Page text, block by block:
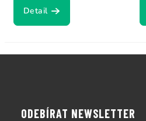
Detail
ODEBÍRAT NEWSLETTER